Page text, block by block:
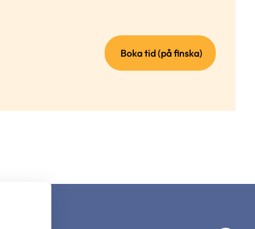
Boka tid (på finska)(extern
länk)